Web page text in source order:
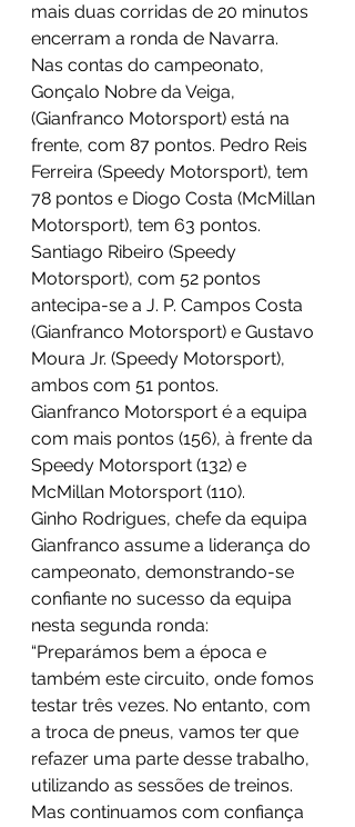
mais duas corridas de 20 minutos
encerram a ronda de Navarra.
Nas contas do campeonato,
Gonçalo Nobre da Veiga,
(Gianfranco Motorsport) está na
frente, com 87 pontos. Pedro Reis
Ferreira (Speedy Motorsport), tem
78 pontos e Diogo Costa (McMillan
Motorsport), tem 63 pontos.
Santiago Ribeiro (Speedy
Motorsport), com 52 pontos
antecipa-se a J. P. Campos Costa
(Gianfranco Motorsport) e Gustavo
Moura Jr. (Speedy Motorsport),
ambos com 51 pontos.
Gianfranco Motorsport é a equipa
com mais pontos (156), à frente da
Speedy Motorsport (132) e
McMillan Motorsport (110).
Ginho Rodrigues, chefe da equipa
Gianfranco assume a liderança do
campeonato, demonstrando-se
confiante no sucesso da equipa
nesta segunda ronda:
“Preparámos bem a época e
também este circuito, onde fomos
testar três vezes. No entanto, com
a troca de pneus, vamos ter que
refazer uma parte desse trabalho,
utilizando as sessões de treinos.
Mas continuamos com confiança